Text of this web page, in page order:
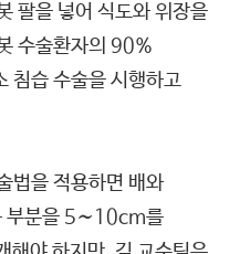
팔을 넣어 식도와 위장을
수술환자의 90%
침습 수술을 시행하고
법을 적용하면 배와
부분을 5∼10cm를